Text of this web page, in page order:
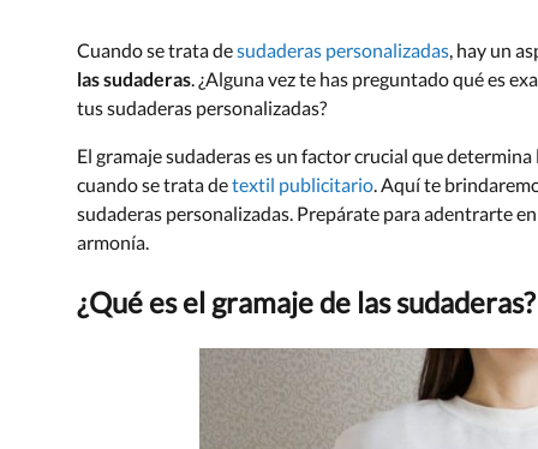
Cuando se trata desudaderas personalizadas, hay un
las sudaderas. ¿Alguna vez te has preguntado qué es
tus sudaderas personalizadas?
El gramaje sudaderas es un factor crucial que
cuando se trata detextil publicitario. Aquí te
sudaderas personalizadas. Prepárate para adentrarte
armonía.
¿Qué es el gramaje de las sudaderas?